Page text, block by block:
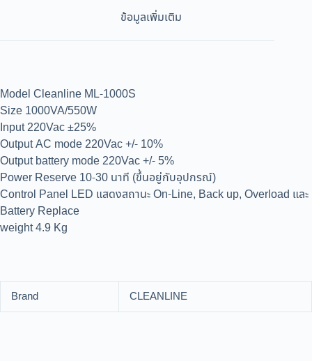
ข้อมูลเพิ่มเติม
Model Cleanline ML-1000S
Size 1000VA/550W
Input 220Vac ±25%
Output AC mode 220Vac +/- 10%
Output battery mode 220Vac +/- 5%
Power Reserve 10-30 นาที (ขึ้นอยู่กับอุปกรณ์)
Control Panel LED แสดงสถานะ On-Line, Back up, Overload และ
Battery Replace
weight 4.9 Kg
Brand CLEANLINE